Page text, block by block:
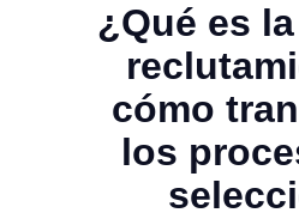
¿Qué es la
cómo
los